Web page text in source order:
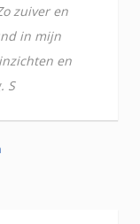
zuiver en
in mijn
en
S